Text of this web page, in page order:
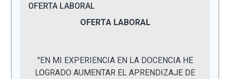
OFERTA LABORAL
OFERTA LABORAL
"EN MI EXPERIENCIA EN LA DOCENCIA HE
LOGRADO AUMENTAR EL APRENDIZAJE DE